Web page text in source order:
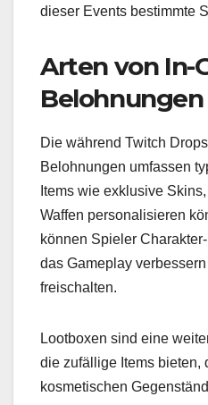
dieser Events bestimmte
Arten von In-
Belohnungen
Die während Twitch
Belohnungen umfassen
Items wie exklusive
Waffen personalisieren
können Spieler
das Gameplay
freischalten.
Lootboxen sind eine
die zufällige Items bieten,
kosmetischen